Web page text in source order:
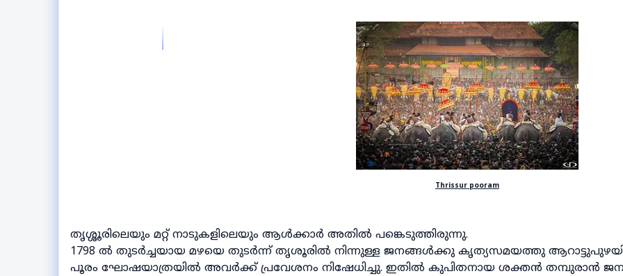
Thrissur pooram
തൃശ്ശൂരിലെയും മറ്റ് നാടുകളിലെയും ആൾക്കാർ അതിൽ പങ്കെടുത്തിരുന്നു.
1798 ൽ തുടർച്ചയായ മഴയെ തുടർന്ന് തൃശൂരിൽ നിന്നുള്ള ജനങ്ങൾക്കു കൃത്യസമയത്തു
പൂരം ഘോഷയാത്രയിൽ അവർക്ക് പ്രവേശനം നിഷേധിച്ചു. ഇതിൽ കുപിതനായ ശക്തൻ തമ്പുരാൻ